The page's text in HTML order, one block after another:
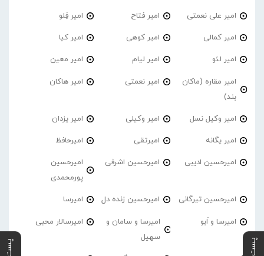
امیر علی نعمتی امیر فتاح امیر فِلو
امیر کمالی امیر کوهی امیر کیا
امیر لئو امیر لیام امیر معین
امیر مقاره (ماکان
بند)
امیر نعمتی امیر هاکان
امیر وکیل نسل امیر وکیلی امیر یزدان
امیر یگانه امیرتقی امیرحافظ
امیرحسین ادیبی امیرحسین اشرفی
امیرحسین
پورمحمدی
امیرحسین تیرگانی امیرحسین زنده دل امیرسا
امیرسا و اَبو
امیرسا و سامان و
سهیل
امیرسالار محبی